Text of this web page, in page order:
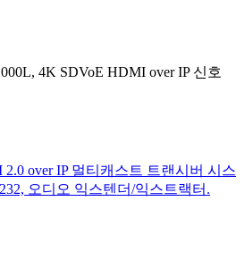
4K SDVoE HDMI over IP 신호
over IP 멀티캐스트 트랜시버 시스
오디오 익스텐더/익스트랙터.